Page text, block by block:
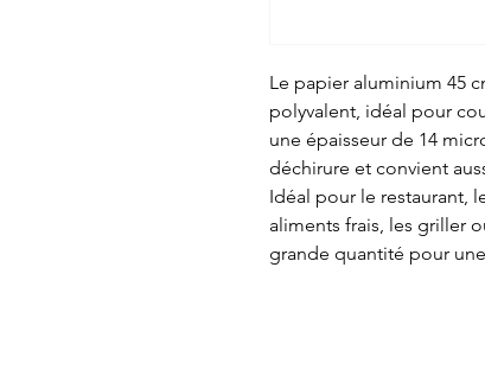
Le papier aluminium 45
polyvalent, idéal pour
une épaisseur de 14
déchirure et convient
Idéal pour le restaurant,
aliments frais, les griller
grande quantité pour